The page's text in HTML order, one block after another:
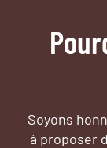
Soyons
à proposer